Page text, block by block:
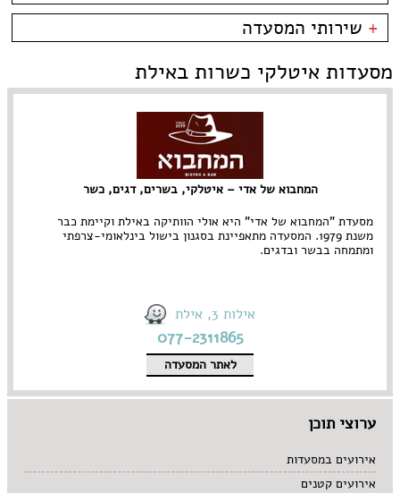
קניון מול הים - טיילת
צמחוני/טבעוני
פירות ים
סושי
אוכל ביתי
בית קפה
טאפאס בר
סיני
כשרות
כשר למהדרין
+ שירותי המסעדה
משלוחים
מסעדות איטלקי כשרות באילת
המחבוא של אדי – איטלקי, בשרים, דגים, כשר
מסעדת "המחבוא של אדי" היא אולי הוותיקה באילת וקיימת כבר
משנת 1979. המסעדה מתאפיינת בסגנון בישול בינלאומי-צרפתי
ומתמחה בבשר ובדגים.
אילות 3, אילת
077-2311865
לאתר המסעדה
ערוצי תוכן
אירועים במסעדות
אירועים קטנים